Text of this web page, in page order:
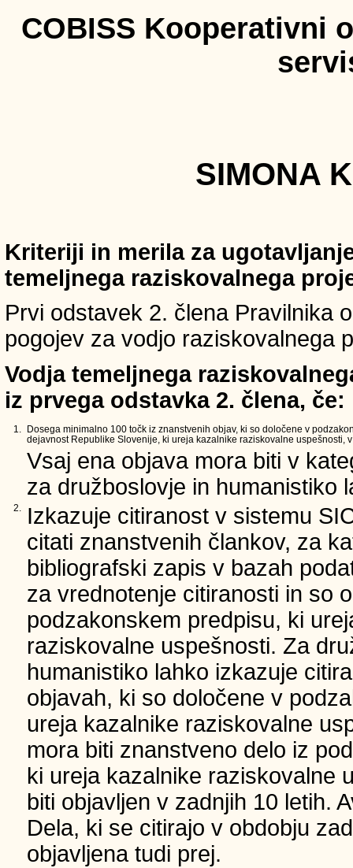
COBISS Kooperativni
SIMONA
Kriteriji in merila za
temeljnega raziskovalnega
Prvi odstavek 2. člena Pravilnika
pogojev za vodjo raziskovalnega
Vodja temeljnega
iz prvega odstavka 2. člena, če:
1.
Dosega minimalno 100 točk iz znanstvenih objav, ki so določene v
dejavnost Republike Slovenije, ki ureja kazalnike raziskovalne uspešnosti,
Vsaj ena objava mora biti v
za družboslovje in humanistiko
2.
Izkazuje citiranost v sistemu
citati znanstvenih člankov, za
bibliografski zapis v bazah
za vrednotenje citiranosti in so
podzakonskem predpisu, ki
raziskovalne uspešnosti. Za
humanistiko lahko izkazuje
objavah, ki so določene v
ureja kazalnike raziskovalne
mora biti znanstveno delo iz
ki ureja kazalnike raziskovalne
biti objavljen v zadnjih 10 letih.
Dela, ki se citirajo v obdobju
objavljena tudi prej.